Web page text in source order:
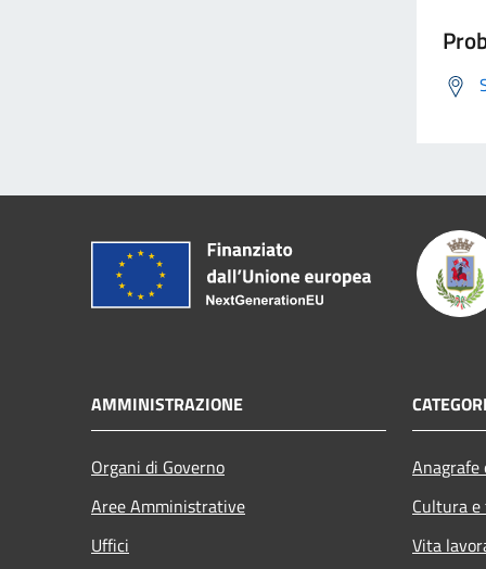
AMMINISTRAZIONE
Organi di Governo
Aree Amministrative
Uffici
Cultura
Vita